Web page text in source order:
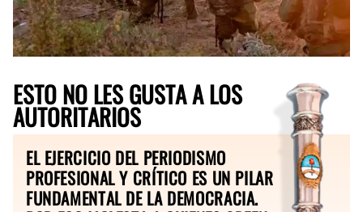
ESTO NO LES GUSTA A LOS
AUTORITARIOS
EL EJERCICIO DEL PERIODISMO
PROFESIONAL Y CRÍTICO ES UN PILAR
FUNDAMENTAL DE LA DEMOCRACIA.